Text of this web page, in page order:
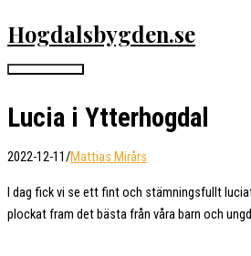
till
innehåll
Hogdalsbygden.se
Huvudmeny
Lucia i Ytterhogdal
2022-12-11/Mattias Mirårs
I dag fick vi se ett fint och stämningsfullt
plockat fram det bästa från våra barn och